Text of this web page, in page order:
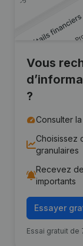
Vous
?
Consulter
Choisissez
granulaires
Recevez
importants
Essayer
Essai gratuit de